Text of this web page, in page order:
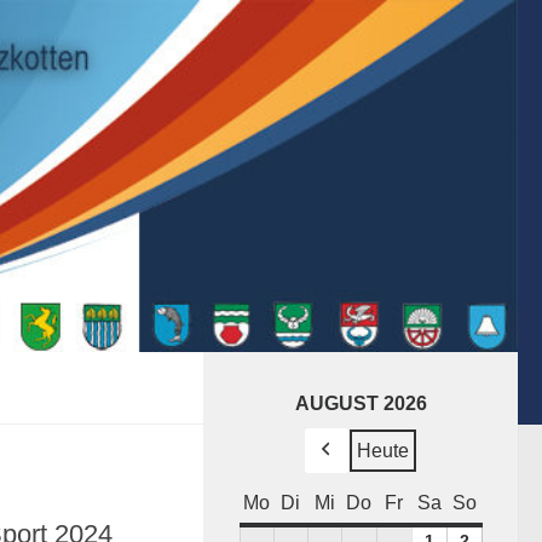
2024
AUGUST 2026
Zurück
Heute
Mo Montag
Di Dienstag
Mi Mittwoch
Do Donnerstag
Fr Freitag
Sa Samstag
So